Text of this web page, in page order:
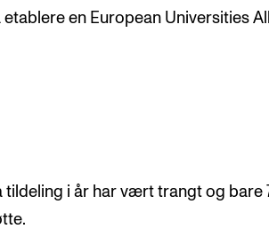
etablere en European Universities
tildeling i år har vært trangt og bare